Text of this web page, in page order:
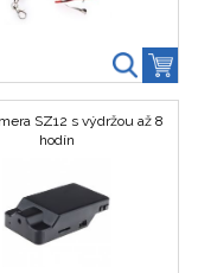
SZ12 s výdržou až 8
hodín